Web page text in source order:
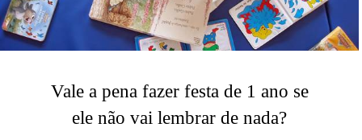
Vale a pena fazer festa de 1 ano se
ele não vai lembrar de nada?